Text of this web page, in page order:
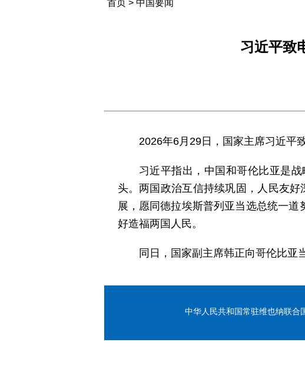
首页> 中国要闻
习近平致
2026年6月29日，国家主席习近平
习近平指出，中国和哥伦比亚是
头。两国政治互信持续巩固，人民友
展，愿同德拉埃斯普列亚当选总统一
好造福两国人民。
同日，国家副主席韩正向哥伦比亚
中华人民共和国常驻维也纳联